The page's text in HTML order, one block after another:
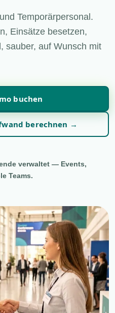
Temporärpersonal.
Einsätze besetzen,
auf Wunsch mit
buchen
berechnen →
verwaltet — Events,
Teams.